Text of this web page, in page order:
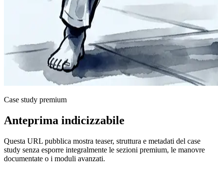
Case study premium
Anteprima indicizzabile
Questa URL pubblica mostra teaser, struttura e metadati del case
study senza esporre integralmente le sezioni premium, le manovre
documentate o i moduli avanzati.